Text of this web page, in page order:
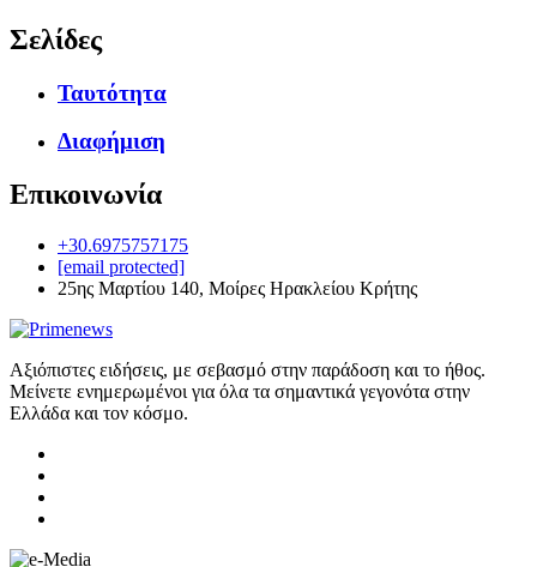
Σελίδες
Ταυτότητα
Διαφήμιση
Επικοινωνία
+30.6975757175
[email protected]
25ης Μαρτίου 140, Μοίρες Ηρακλείου Κρήτης
Αξιόπιστες ειδήσεις, με σεβασμό στην παράδοση και το ήθος.
Μείνετε ενημερωμένοι για όλα τα σημαντικά γεγονότα στην
Ελλάδα και τον κόσμο.